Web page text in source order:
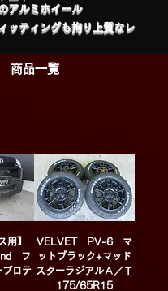
アルミホイール
ッティングも拘り上質なレ
商品一覧
用】
フ
プロテ
VELVET PV-6 マ
ットブラック+マッド
スターラジアルＡ／Ｔ
175/65R15